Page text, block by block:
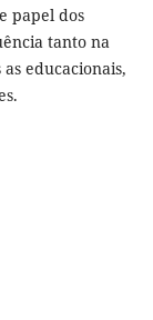
papel dos
tanto na
educacionais,